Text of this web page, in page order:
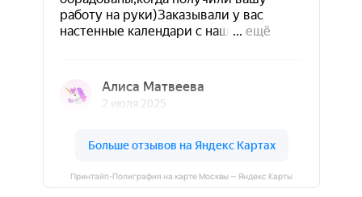
Принтайп-Полиграфия на карте Москвы — Яндекс Карты